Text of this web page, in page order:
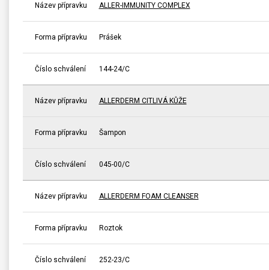
Název přípravku ALLER-IMMUNITY COMPLEX
Forma přípravku Prášek
Číslo schválení 144-24/C
Název přípravku ALLERDERM CITLIVÁ KŮŽE
Forma přípravku Šampon
Číslo schválení 045-00/C
Název přípravku ALLERDERM FOAM CLEANSER
Forma přípravku Roztok
Číslo schválení 252-23/C